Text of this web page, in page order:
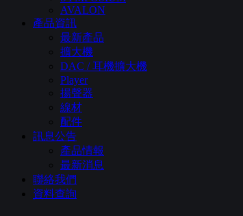
AVALON
產品資訊
最新產品
擴大機
DAC / 耳機擴大機
Player
揚聲器
線材
配件
訊息公告
產品情報
最新消息
聯絡我們
資料查詢